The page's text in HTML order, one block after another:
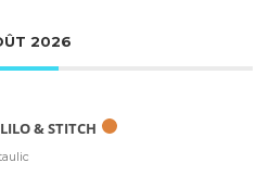
2026
& STITCH